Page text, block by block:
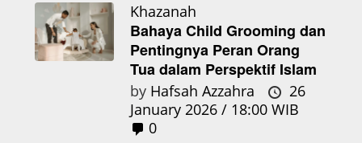
Khazanah
Bahaya Child Grooming dan
Pentingnya Peran Orang
Tua dalam Perspektif Islam
by Hafsah Azzahra
26
January 2026 / 18:00 WIB
0